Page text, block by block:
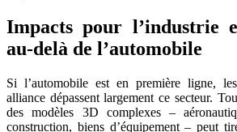
Impacts pour l’industrie
au-delà de l’automobile
Si l’automobile est en première ligne,
alliance dépassent largement ce secteur.
des modèles 3D complexes –
construction, biens d’équipement – peut